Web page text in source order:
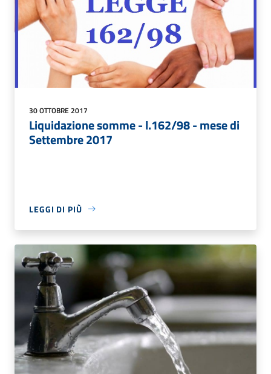
30 OTTOBRE 2017
Liquidazione somme - l.162/98 - mese di
Settembre 2017
LEGGI DI PIÙ